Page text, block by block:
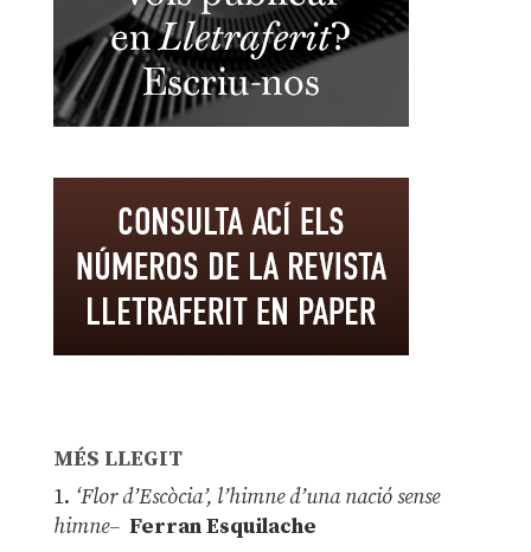
MÉS LLEGIT
1. ‘Flor d’Escòcia’, l’himne d’una nació sense
himne– Ferran Esquilache